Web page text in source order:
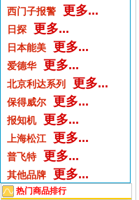
西门子报警 更多...
日探 更多...
日本能美 更多...
爱德华 更多...
北京利达系列 更多...
保得威尔 更多...
报知机 更多...
上海松江 更多...
普飞特 更多...
其他品牌 更多...
热门商品排行